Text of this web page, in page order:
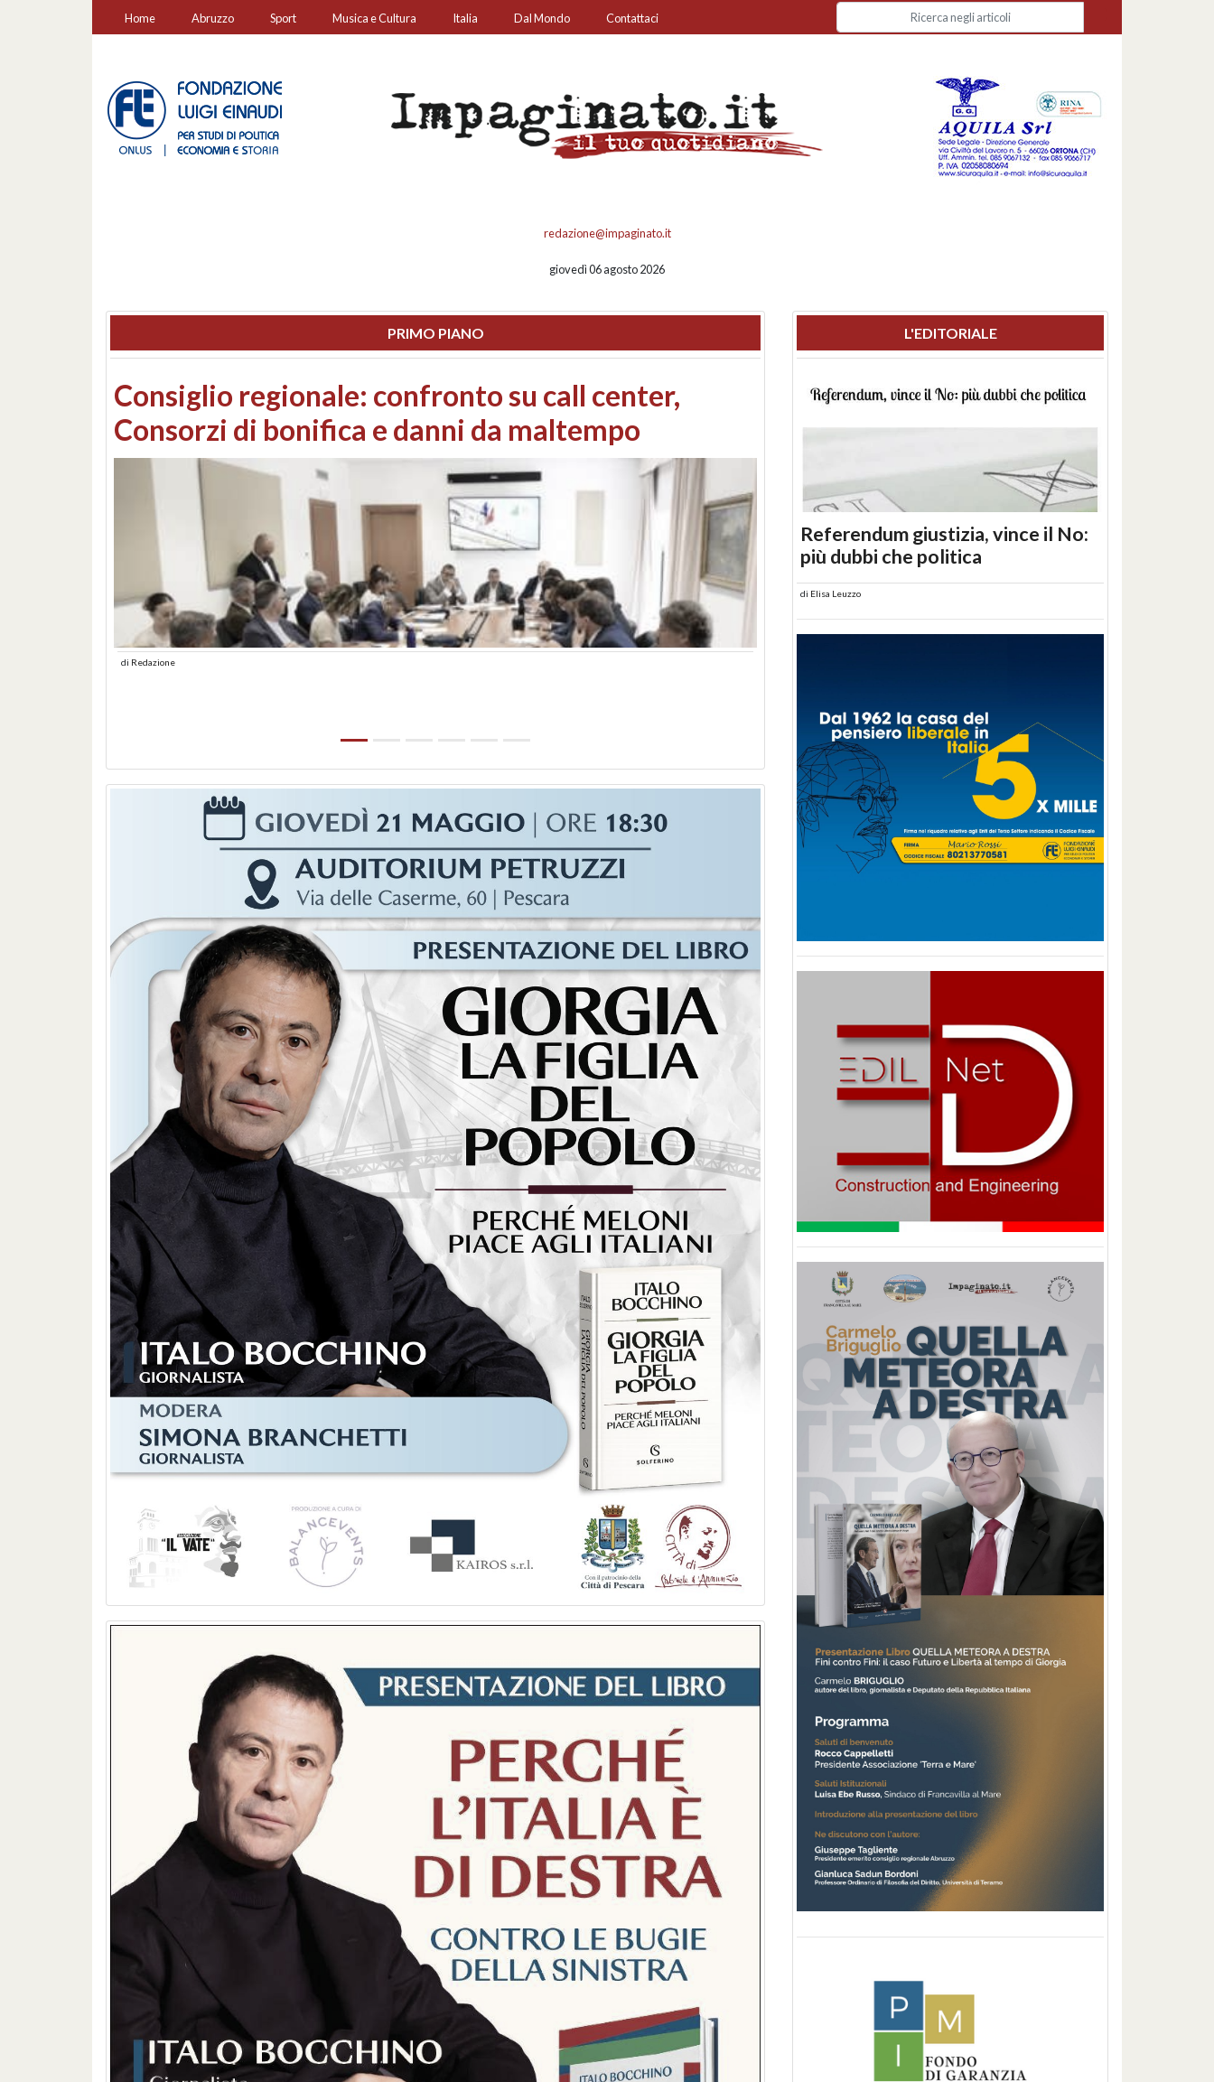
Home Abruzzo Sport Musica e Cultura Italia Dal Mondo Contattaci
redazione@impaginato.it
giovedì 06 agosto 2026
PRIMO PIANO
Incendio tra Lucoli, Roio e Bagno: il fronte resta
sotto controllo, distrutti circa 1.600 ettari
di Redazione
L'EDITORIALE
Referendum giustizia, vince il No:
più dubbi che politica
di Elisa Leuzzo